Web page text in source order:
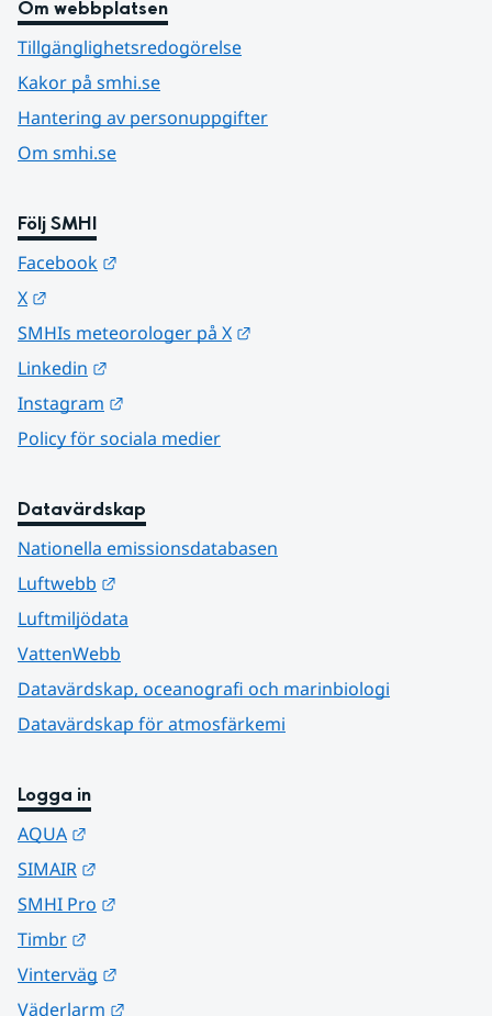
Om webbplatsen
Tillgänglighetsredogörelse
Kakor på smhi.se
Hantering av personuppgifter
Om smhi.se
Följ SMHI
Facebook
X
SMHIs meteorologer på X
Linkedin
Instagram
Policy för sociala medier
Datavärdskap
Nationella emissionsdatabasen
Luftwebb
Luftmiljödata
VattenWebb
Datavärdskap, oceanografi och marinbiologi
Datavärdskap för atmosfärkemi
Logga in
AQUA
SIMAIR
SMHI Pro
Timbr
Vinterväg
Väderlarm